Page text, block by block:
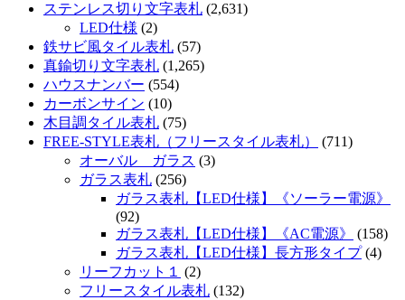
ステンレス切り文字表札 (2,631)
LED仕様 (2)
鉄サビ風タイル表札 (57)
真鍮切り文字表札 (1,265)
ハウスナンバー (554)
カーボンサイン (10)
木目調タイル表札 (75)
FREE-STYLE表札（フリースタイル表札）
(711)
オーバル ガラス (3)
ガラス表札 (256)
ガラス表札【LED仕様】《ソーラー電源》
(92)
ガラス表札【LED仕様】《AC電源》
(158)
ガラス表札【LED仕様】長方形タイプ(4)
リーフカット１
(2)
フリースタイル表札 (132)